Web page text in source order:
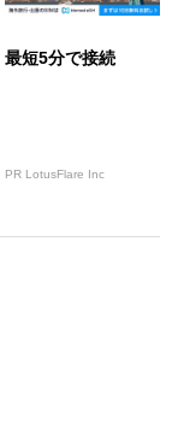
最短5分で接続
PR LotusFlare Inc